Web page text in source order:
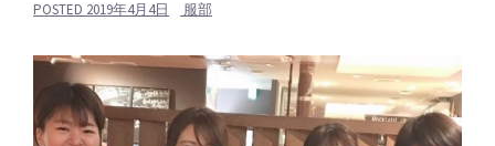
POSTED 2019年4月4日 服部